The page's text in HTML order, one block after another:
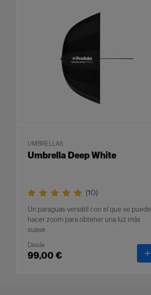
UMBRELLAS
Umbrella Deep White
(10)
Un paraguas versátil con el que se puede
hacer zoom para obtener una luz más
suave
Desde
99,00 €